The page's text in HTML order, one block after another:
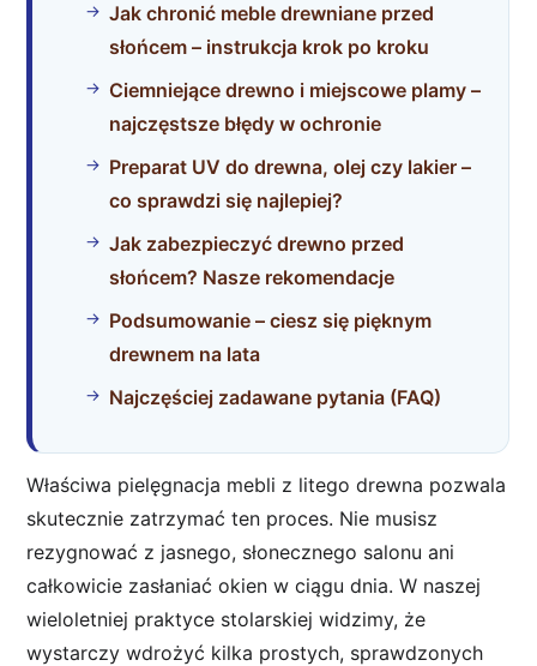
Jak chronić meble drewniane przed
słońcem – instrukcja krok po kroku
Ciemniejące drewno i miejscowe plamy –
najczęstsze błędy w ochronie
Preparat UV do drewna, olej czy lakier –
co sprawdzi się najlepiej?
Jak zabezpieczyć drewno przed
słońcem? Nasze rekomendacje
Podsumowanie – ciesz się pięknym
drewnem na lata
Najczęściej zadawane pytania (FAQ)
Właściwa pielęgnacja mebli z litego drewna pozwala
skutecznie zatrzymać ten proces. Nie musisz
rezygnować z jasnego, słonecznego salonu ani
całkowicie zasłaniać okien w ciągu dnia. W naszej
wieloletniej praktyce stolarskiej widzimy, że
wystarczy wdrożyć kilka prostych, sprawdzonych